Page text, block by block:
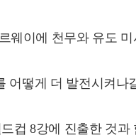
웨이에 천무와 유도
어떻게 더 발전시켜
컵 8강에 진출한 것